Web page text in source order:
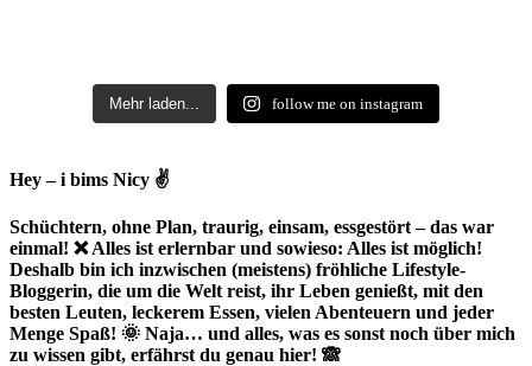
Mehr laden... follow me on instagram
Hey – i bims Nicy ✌
Schüchtern, ohne Plan, traurig, einsam, essgestört – das war
einmal! ❌ Alles ist erlernbar und sowieso: Alles ist möglich!
Deshalb bin ich inzwischen (meistens) fröhliche Lifestyle-
Bloggerin, die um die Welt reist, ihr Leben genießt, mit den
besten Leuten, leckerem Essen, vielen Abenteuern und jeder
Menge Spaß! 🌞 Naja… und alles, was es sonst noch über mich
zu wissen gibt, erfährst du genau hier! 🙈